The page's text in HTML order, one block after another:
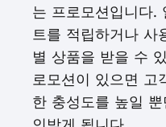
는 프로모션입니다.
트를 적립하거나 사
별 상품을 받을 수
로모션이 있으면 고
한 충성도를 높일